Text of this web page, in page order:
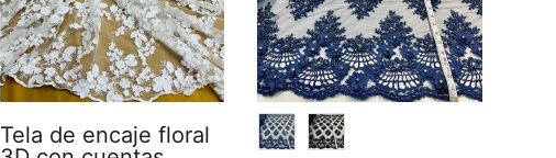
Tela de encaje floral
COLOR